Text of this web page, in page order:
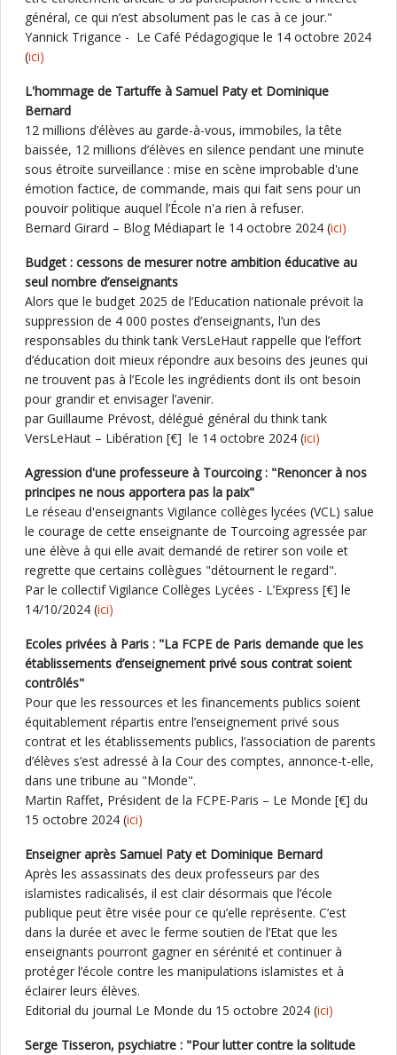
général, ce qui n’est absolument pas le cas à ce jour."
Yannick Trigance - Le Café Pédagogique le 14 octobre 2024
(ici)
L'hommage de Tartuffe à Samuel Paty et Dominique
Bernard
12 millions d’élèves au garde-à-vous, immobiles, la tête
baissée, 12 millions d’élèves en silence pendant une minute
sous étroite surveillance : mise en scène improbable d'une
émotion factice, de commande, mais qui fait sens pour un
pouvoir politique auquel l’École n'a rien à refuser.
Bernard Girard – Blog Médiapart le 14 octobre 2024 (ici)
Budget : cessons de mesurer notre ambition éducative au
seul nombre d’enseignants
Alors que le budget 2025 de l’Education nationale prévoit la
suppression de 4 000 postes d’enseignants, l’un des
responsables du think tank VersLeHaut rappelle que l’effort
d’éducation doit mieux répondre aux besoins des jeunes qui
ne trouvent pas à l’Ecole les ingrédients dont ils ont besoin
pour grandir et envisager l’avenir.
par Guillaume Prévost, délégué général du think tank
VersLeHaut – Libération [€] le 14 octobre 2024 (ici)
Agression d'une professeure à Tourcoing : "Renoncer à nos
principes ne nous apportera pas la paix"
Le réseau d'enseignants Vigilance collèges lycées (VCL) salue
le courage de cette enseignante de Tourcoing agressée par
une élève à qui elle avait demandé de retirer son voile et
regrette que certains collègues "détournent le regard".
Par le collectif Vigilance Collèges Lycées - L’Express [€] le
14/10/2024 (ici)
Ecoles privées à Paris : "La FCPE de Paris demande que les
établissements d’enseignement privé sous contrat soient
contrôlés"
Pour que les ressources et les financements publics soient
équitablement répartis entre l’enseignement privé sous
contrat et les établissements publics, l’association de parents
d’élèves s’est adressé à la Cour des comptes, annonce-t-elle,
dans une tribune au "Monde".
Martin Raffet, Président de la FCPE-Paris – Le Monde [€] du
15 octobre 2024 (ici)
Enseigner après Samuel Paty et Dominique Bernard
Après les assassinats des deux professeurs par des
islamistes radicalisés, il est clair désormais que l’école
publique peut être visée pour ce qu’elle représente. C’est
dans la durée et avec le ferme soutien de l’Etat que les
enseignants pourront gagner en sérénité et continuer à
protéger l’école contre les manipulations islamistes et à
éclairer leurs élèves.
Editorial du journal Le Monde du 15 octobre 2024 (ici)
Serge Tisseron, psychiatre : "Pour lutter contre la solitude